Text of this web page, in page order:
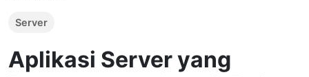
Server
Aplikasi Server yang